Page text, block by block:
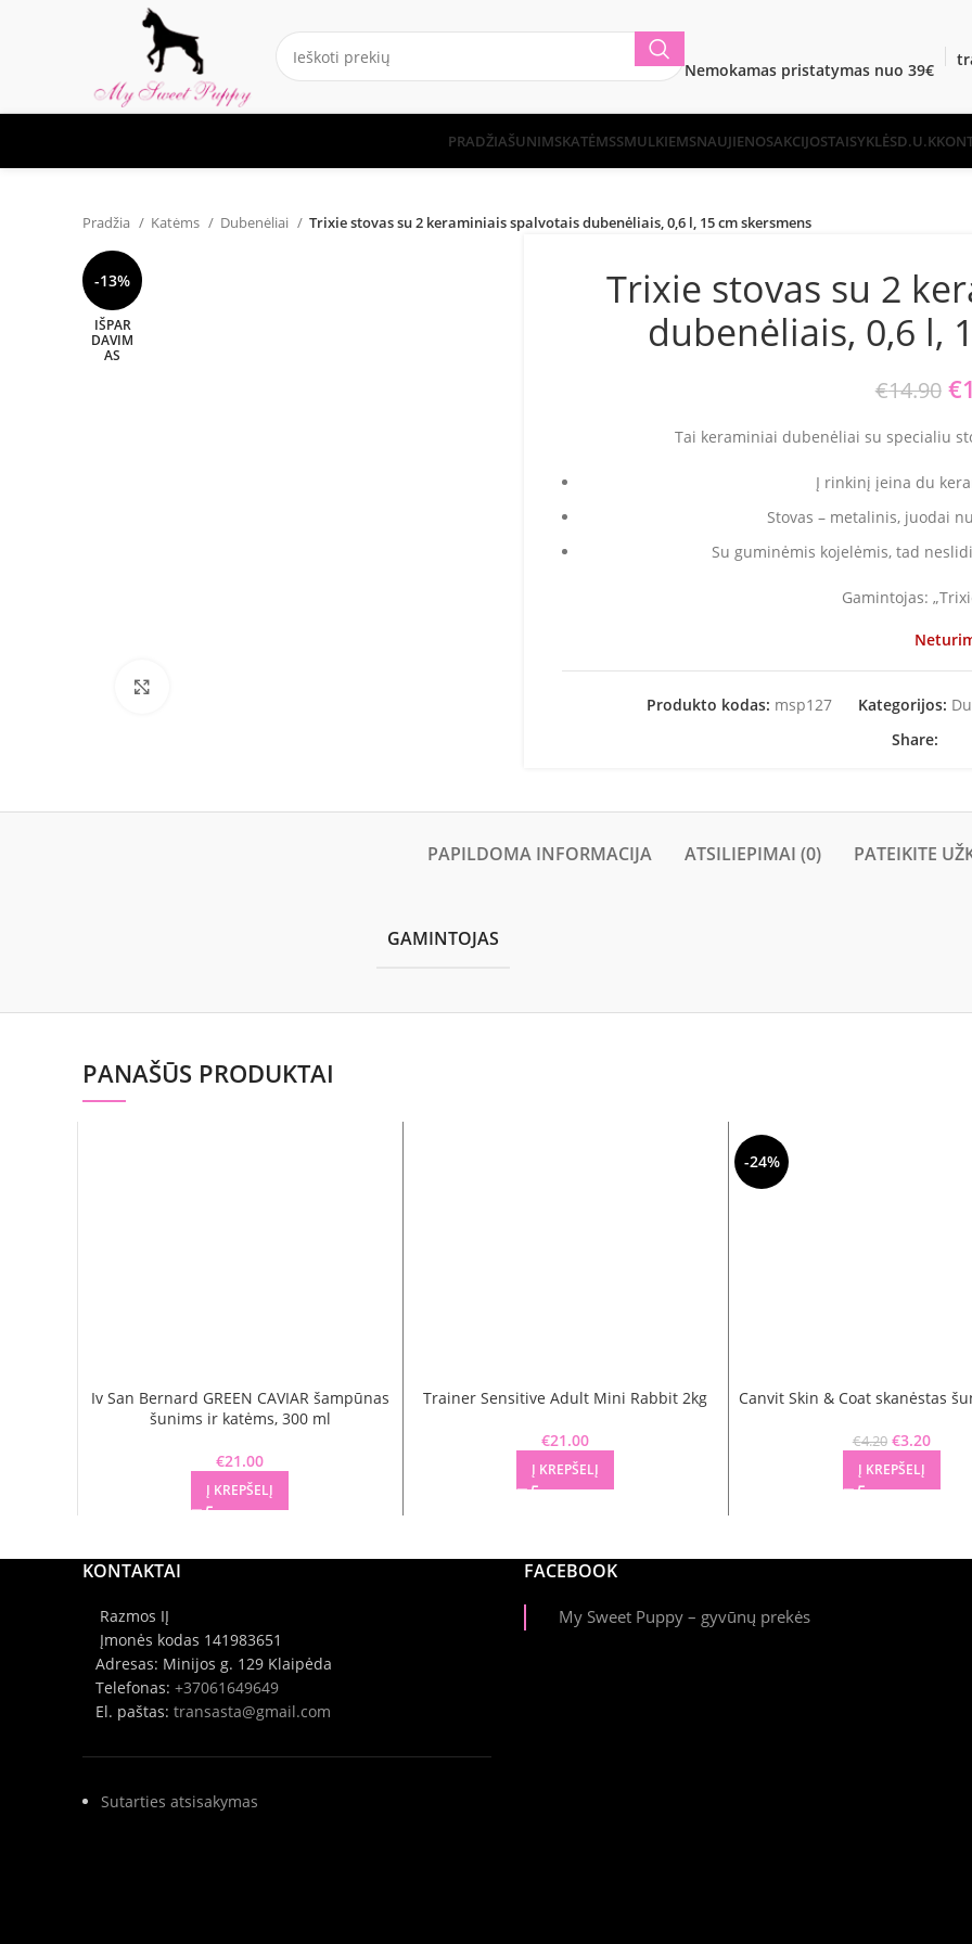
Nemokamas pristatymas nuo 39€
PRADŽIAŠUNIMSKATĖMSSMULKIEMSNAUJIENOSAKCIJOSTAISYKLĖSD.U.K
Pradžia Katėms Dubenėliai Trixie stovas su 2 keraminiais spalvotais dubenėliais, 0,6 l, 15 cm skersmens
-13%
IŠPAR
DAVIM
AS
Trixie stovas su 2
dubenėliais, 0,6 l,
€14.90 €
Tai keraminiai dubenėliai su specialiu
Į rinkinį įeina du
Stovas – metalinis, juodai
Su guminėmis kojelėmis, tad
Gamintojas:
Produkto kodas: msp127 Kategorijos:
Share:
PAPILDOMA INFORMACIJA ATSILIEPIMAI (0) PATEIKITE
GAMINTOJAS
PANAŠŪS PRODUKTAI
Iv San Bernard GREEN CAVIAR šampūnas
šunims ir katėms, 300 ml
€21.00
Į KREPŠELĮ
Trainer Sensitive Adult Mini Rabbit 2kg
€21.00
Į KREPŠELĮ
-24%
Canvit Skin & Coat skanėstas
€4.20 Original
€3.20
Į KREPŠELĮ
KONTAKTAI
Razmos IĮ
Įmonės kodas 141983651
Adresas: Minijos g. 129 Klaipėda
Telefonas: +37061649649
El. paštas: transasta@gmail.com
Sutarties atsisakymas
FACEBOOK
My Sweet Puppy – gyvūnų prekės